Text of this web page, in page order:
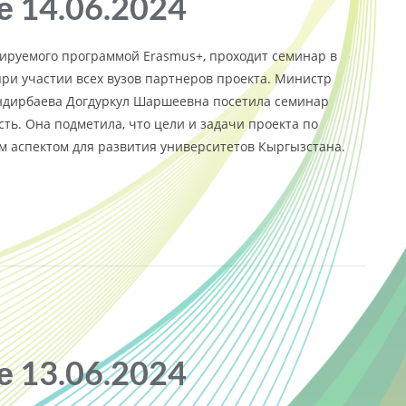
программой Erasmus+, проходит семинар в
участии всех вузов партнеров проекта. Министр
Догдуркул Шаршеевна посетила семинар
Она подметила, что цели и задачи проекта по
для развития университетов Кыргызстана.
13.06.2024